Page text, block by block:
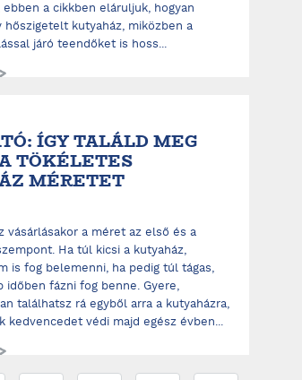
ebben a cikkben eláruljuk, hogyan
hőszigetelt kutyaház, miközben a
járó teendőket is hoss...
ÍGY TALÁLD MEG
TÖKÉLETES
MÉRETET
vásárlásakor a méret az első és a
Ha túl kicsi a kutyaház,
is fog belemenni, ha pedig túl tágas,
időben fázni fog benne. Gyere,
találhatsz rá egyből arra a kutyaházra,
kedvencedet védi majd egész évben...